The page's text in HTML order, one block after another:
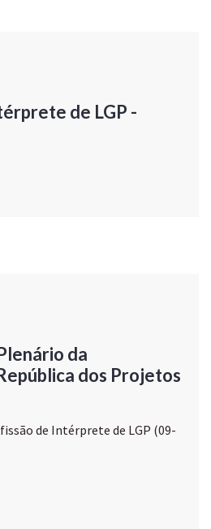
de LGP -
da
dos Projetos
de Intérprete de LGP (09-